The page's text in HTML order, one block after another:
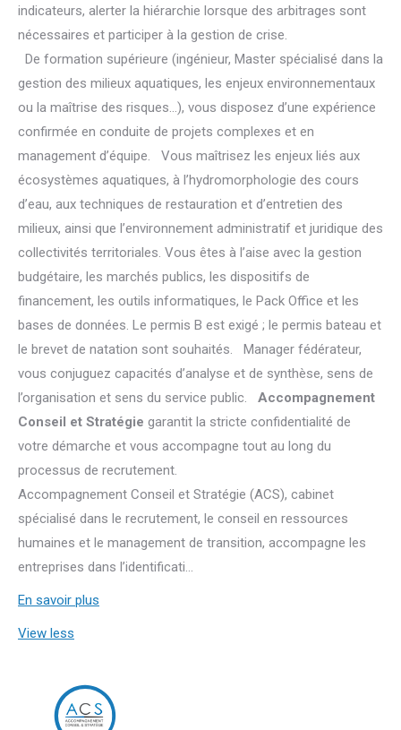
indicateurs, alerter la hiérarchie lorsque des arbitrages sont
nécessaires et participer à la gestion de crise.
De formation supérieure (ingénieur, Master spécialisé dans la
gestion des milieux aquatiques, les enjeux environnementaux
ou la maîtrise des risques…), vous disposez d’une expérience
confirmée en conduite de projets complexes et en
management d’équipe. Vous maîtrisez les enjeux liés aux
écosystèmes aquatiques, à l’hydromorphologie des cours
d’eau, aux techniques de restauration et d’entretien des
milieux, ainsi que l’environnement administratif et juridique des
collectivités territoriales. Vous êtes à l’aise avec la gestion
budgétaire, les marchés publics, les dispositifs de
financement, les outils informatiques, le Pack Office et les
bases de données. Le permis B est exigé ; le permis bateau et
le brevet de natation sont souhaités. Manager fédérateur,
vous conjuguez capacités d’analyse et de synthèse, sens de
l’organisation et sens du service public. Accompagnement
Conseil et Stratégie garantit la stricte confidentialité de
votre démarche et vous accompagne tout au long du
processus de recrutement.
Accompagnement Conseil et Stratégie (ACS), cabinet
spécialisé dans le recrutement, le conseil en ressources
humaines et le management de transition, accompagne les
entreprises dans l’identificati...
En savoir plus
View less